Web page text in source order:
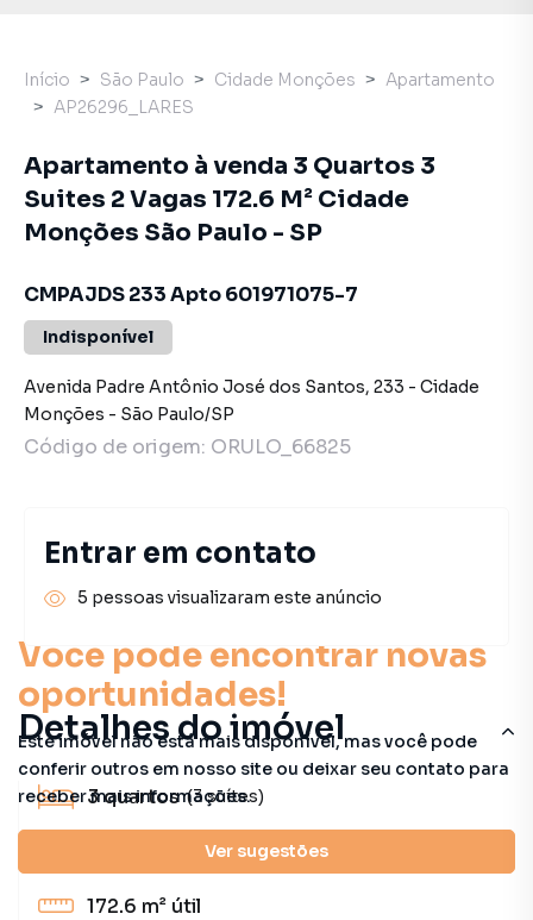
Você pode encontrar novas
oportunidades!
Este imóvel não está mais disponível, mas você pode
conferir outros em nosso site ou deixar seu contato para
receber mais informações.
Ver sugestões
Detalhes do imóvel
3quartos (3 suítes)
172.6 m² útil
Início São Paulo Cidade Monções
Apartamento
AP26296_LARES
Apartamento à venda 3 Quartos 3
Suites 2 Vagas 172.6 M² Cidade
Monções São Paulo - SP
CMPAJDS 233 Apto 601971075-7
Indisponível
Avenida Padre Antônio José dos Santos, 233 - Cidade
Monções - São Paulo/SP
Código de origem: ORULO_66825
Entrar em contato
5 pessoas visualizaram este anúncio